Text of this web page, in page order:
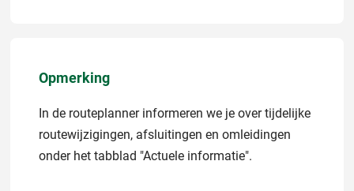
Opmerking
In de routeplanner informeren we je over tijdelijke
routewijzigingen, afsluitingen en omleidingen
onder het tabblad "Actuele informatie".